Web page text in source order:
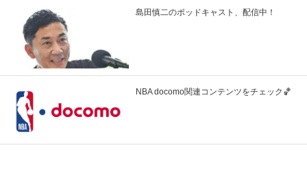
島田慎二のポッドキャスト、配信中！
NBA docomo関連コンテンツをチェック🏀